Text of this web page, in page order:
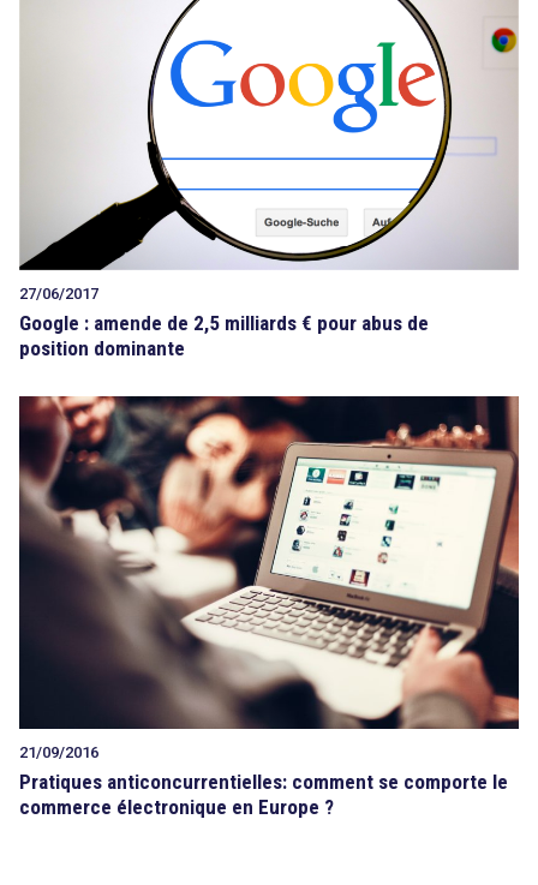
27/06/2017
Google : amende de 2,5 milliards € pour abus de
position dominante
21/09/2016
Pratiques anticoncurrentielles: comment se comporte le
commerce électronique en Europe ?